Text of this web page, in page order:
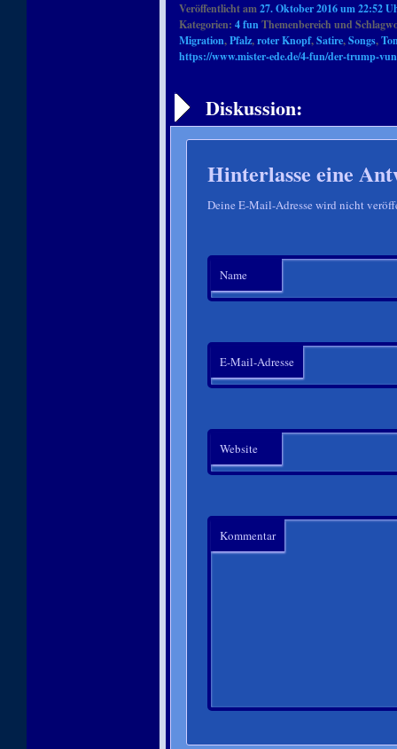
Veröffentlicht am27. Oktober 2016 um 22:52
Kategorien: 4 funThemenbereich und
Migration,Pfalz,roter Knopf,Satire,Songs,
https://www.mister-ede.de/4-fun/der-trump-
Diskussion:
Hinterlasse eine
Deine E-Mail-Adresse wird nicht
Name
E-Mail-Adresse
Website
Kommentar